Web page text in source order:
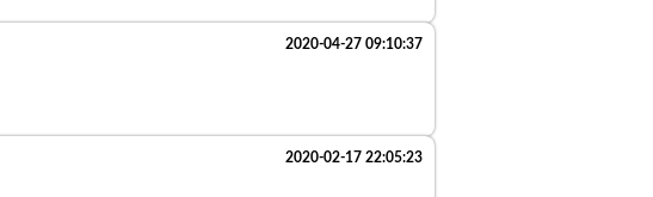
2020-04-27 09:10:37
2020-02-17 22:05:23